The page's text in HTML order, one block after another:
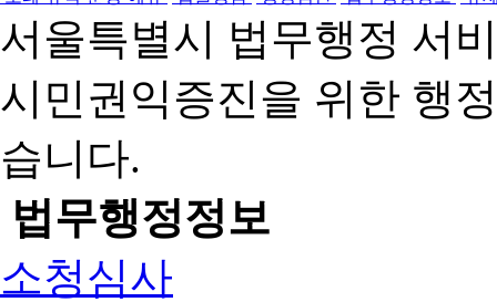
서울특별시 법무행정 서
시민권익증진을 위한 행
습니다.
법무행정정보
소청심사